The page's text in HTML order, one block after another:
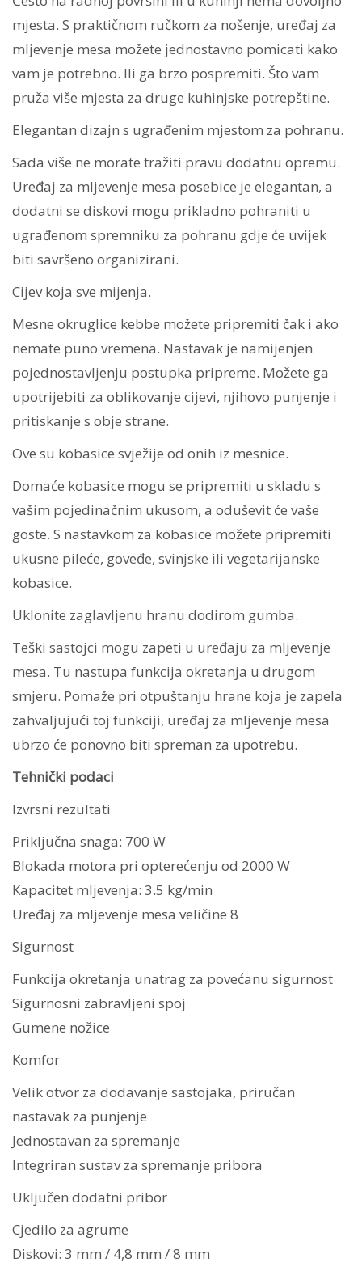
mjesta. S praktičnom ručkom za nošenje, uređaj za
mljevenje mesa možete jednostavno pomicati kako
vam je potrebno. Ili ga brzo pospremiti. Što vam
pruža više mjesta za druge kuhinjske potrepštine.
Elegantan dizajn s ugrađenim mjestom za pohranu.
Sada više ne morate tražiti pravu dodatnu opremu.
Uređaj za mljevenje mesa posebice je elegantan, a
dodatni se diskovi mogu prikladno pohraniti u
ugrađenom spremniku za pohranu gdje će uvijek
biti savršeno organizirani.
Cijev koja sve mijenja.
Mesne okruglice kebbe možete pripremiti čak i ako
nemate puno vremena. Nastavak je namijenjen
pojednostavljenju postupka pripreme. Možete ga
upotrijebiti za oblikovanje cijevi, njihovo punjenje i
pritiskanje s obje strane.
Ove su kobasice svježije od onih iz mesnice.
Domaće kobasice mogu se pripremiti u skladu s
vašim pojedinačnim ukusom, a oduševit će vaše
goste. S nastavkom za kobasice možete pripremiti
ukusne pileće, goveđe, svinjske ili vegetarijanske
kobasice.
Uklonite zaglavljenu hranu dodirom gumba.
Teški sastojci mogu zapeti u uređaju za mljevenje
mesa. Tu nastupa funkcija okretanja u drugom
smjeru. Pomaže pri otpuštanju hrane koja je zapela
zahvaljujući toj funkciji, uređaj za mljevenje mesa
ubrzo će ponovno biti spreman za upotrebu.
Tehnički podaci
Izvrsni rezultati
Priključna snaga: 700 W
Blokada motora pri opterećenju od 2000 W
Kapacitet mljevenja: 3.5 kg/min
Uređaj za mljevenje mesa veličine 8
Sigurnost
Funkcija okretanja unatrag za povećanu sigurnost
Sigurnosni zabravljeni spoj
Gumene nožice
Komfor
Velik otvor za dodavanje sastojaka, priručan
nastavak za punjenje
Jednostavan za spremanje
Integriran sustav za spremanje pribora
Uključen dodatni pribor
Cjedilo za agrume
Diskovi: 3 mm / 4,8 mm / 8 mm